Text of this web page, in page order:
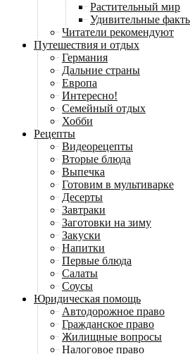
Растительный мир
Удивительные
Читатели рекомендуют
Путешествия и отдых
Германия
Дальние страны
Европа
Интересно!
Семейный отдых
Хобби
Рецепты
Видеорецепты
Вторые блюда
Выпечка
Готовим в мультиварке
Десерты
Завтраки
Заготовки на зиму
Закуски
Напитки
Первые блюда
Салаты
Соусы
Юридическая помощь
Автодорожное право
Гражданское право
Жилищные вопросы
Налоговое право